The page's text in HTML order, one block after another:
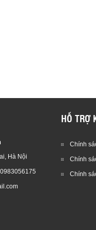
Hà Nội
HỖ TRỢ
Chính
Chính
Chính